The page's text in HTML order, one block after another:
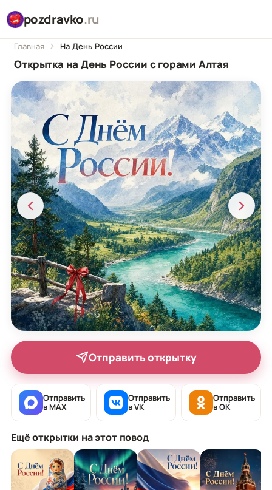
pozdravko.ru
Главная На День России
Открытка на День России с горами Алтая
Отправить открытку
Отправить
в MAX
Отправить
в VK
Отправить
в OK
Ещё открытки на этот повод